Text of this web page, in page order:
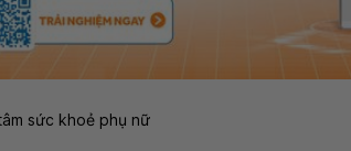
sức khoẻ phụ nữ